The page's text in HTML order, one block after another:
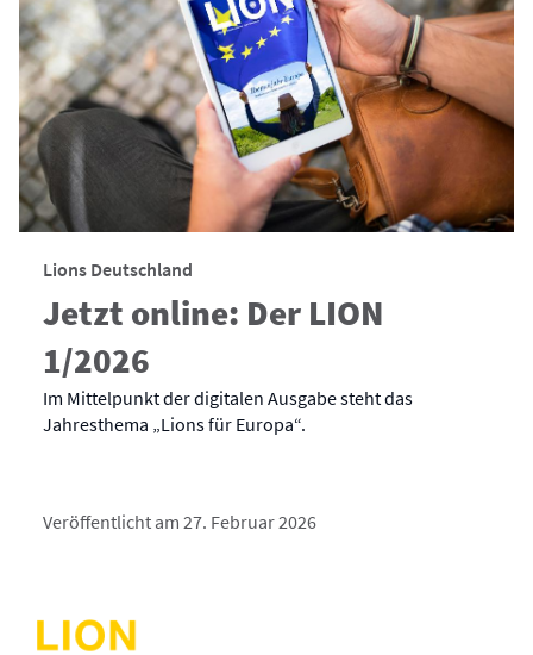
Lions Deutschland
Jetzt online: Der LION
1/2026
Im Mittelpunkt der digitalen Ausgabe steht das
Jahresthema „Lions für Europa“.
Veröffentlicht am 27. Februar 2026